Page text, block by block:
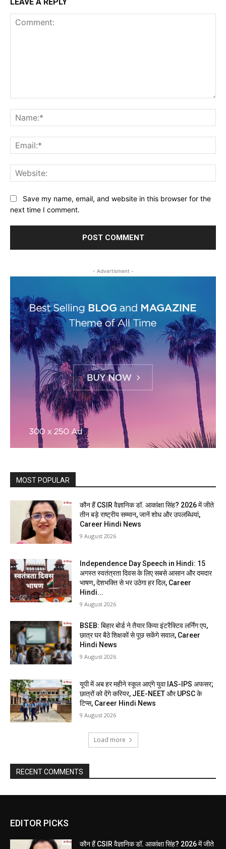
Save my name, email, and website in this browser for the
next time I comment.
- Advertisment -
MOST POPULAR
कौन हैं CSIR वैज्ञानिक डॉ. आकांक्षा सिंह? 2026 में जीते
तीन बड़े राष्ट्रीय सम्मान, जानें शोध और उपलब्धियां,
Career Hindi News
9 August 2026
Independence Day Speech in Hindi: 15
अगस्त स्वतंत्रता दिवस के लिए सबसे आसान और दमदार
भाषण, देशभक्ति से भर उठेगा हर दिल, Career
Hindi...
9 August 2026
BSEB: बिहार बोर्ड ने तैयार किया इंटरैक्टिव लर्निंग एप,
छात्र घर बैठे शिक्षकों से पूछ सकेंगे सवाल, Career
Hindi News
9 August 2026
यूपी में अब हर महीने स्कूल आएंगे युवा IAS-IPS अफसर;
छात्रों को देंगे करियर, JEE-NEET और UPSC के
टिप्स, Career Hindi News
9 August 2026
Load more
RECENT COMMENTS
EDITOR PICKS
कौन हैं CSIR वैज्ञानिक डॉ. आकांक्षा सिंह? 2026 में जीते